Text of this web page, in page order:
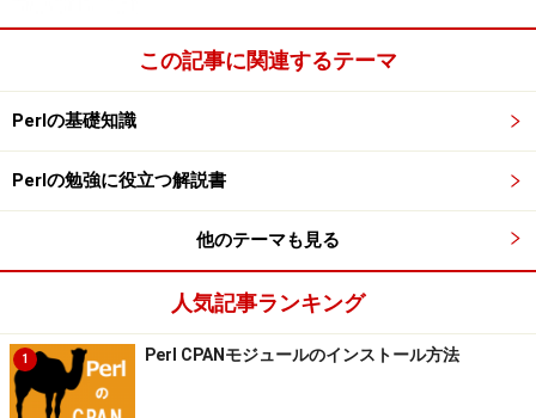
この記事に関連するテーマ
Perlの基礎知識
Perlの勉強に役立つ解説書
他のテーマも見る
人気記事ランキング
1 Perl CPANモジュールのインストール方法